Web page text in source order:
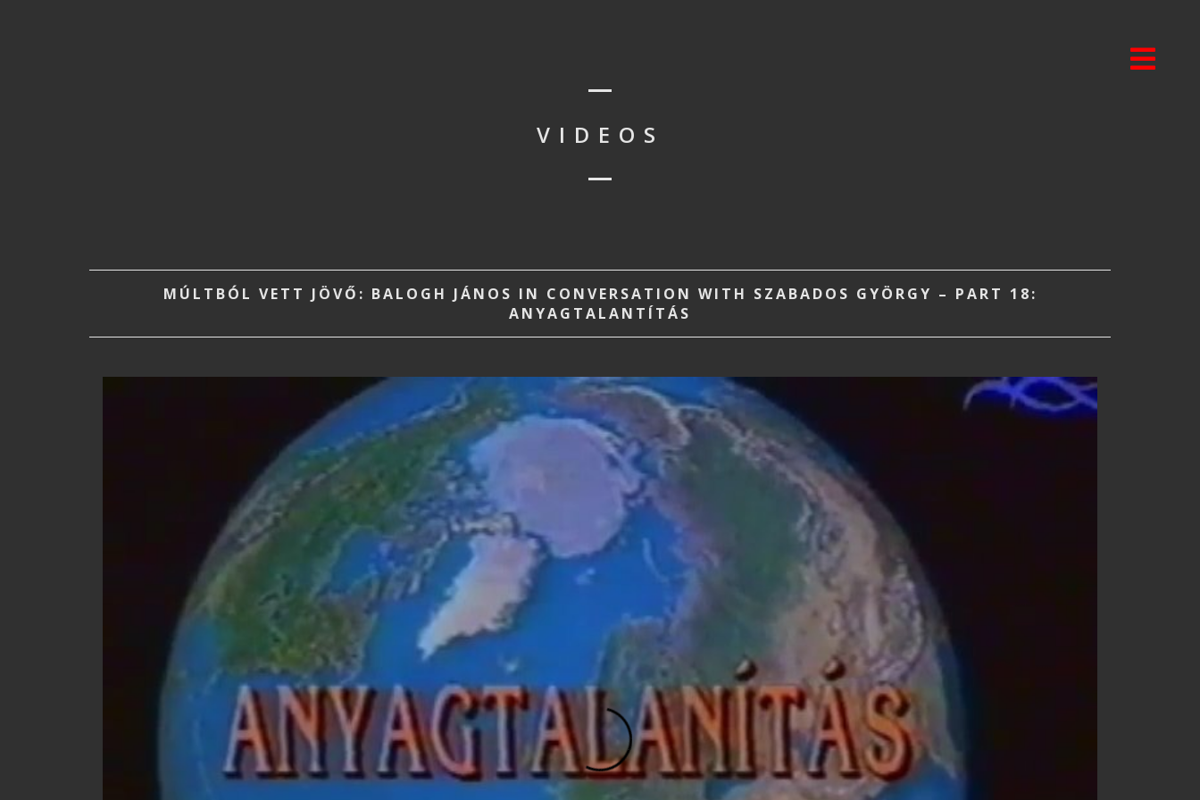
VIDEOS
MÚLTBÓL VETT JÖVŐ: BALOGH JÁNOS IN CONVERSATION WITH SZABADOS GYÖRGY – PART 18:
ANYAGTALANTÍTÁS